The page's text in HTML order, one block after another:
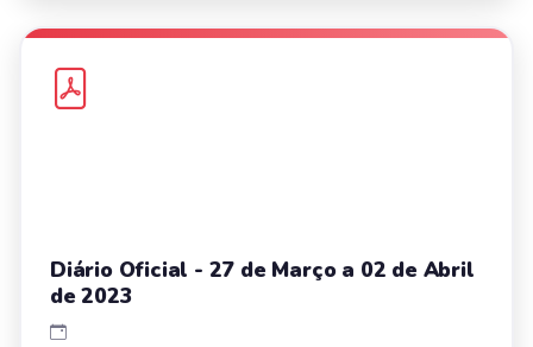
Diário Oficial - 27 de Março a 02 de Abril
de 2023